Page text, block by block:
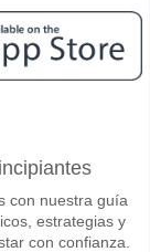
14:00.
Burnley v
de 61%
con nuestra guía
estrategias y
con confianza.